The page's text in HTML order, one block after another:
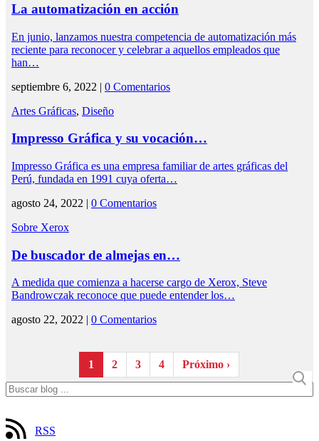
La automatización en acción
En junio, lanzamos nuestra competencia de automatización más
reciente para reconocer y celebrar a aquellos empleados que
han…
septiembre 6, 2022 | 0 Comentarios
Artes Gráficas, Diseño
Impresso Gráfica y su vocación…
Impresso Gráfica es una empresa familiar de artes gráficas del
Perú, fundada en 1991 cuya oferta…
agosto 24, 2022 | 0 Comentarios
Sobre Xerox
De buscador de almejas en…
A medida que comienza a hacerse cargo de Xerox, Steve
Bandrowczak reconoce que puede entender los…
agosto 22, 2022 | 0 Comentarios
1 2 3 4 Próximo ›
RSS